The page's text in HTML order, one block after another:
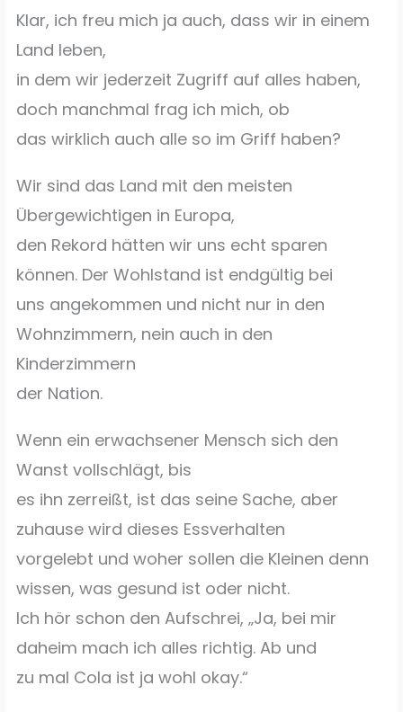
Klar, ich freu mich ja auch, dass wir in einem
Land leben,
in dem wir jederzeit Zugriff auf alles haben,
doch manchmal frag ich mich, ob
das wirklich auch alle so im Griff haben?
Wir sind das Land mit den meisten
Übergewichtigen in Europa,
den Rekord hätten wir uns echt sparen
können. Der Wohlstand ist endgültig bei
uns angekommen und nicht nur in den
Wohnzimmern, nein auch in den
Kinderzimmern
der Nation.
Wenn ein erwachsener Mensch sich den
Wanst vollschlägt, bis
es ihn zerreißt, ist das seine Sache, aber
zuhause wird dieses Essverhalten
vorgelebt und woher sollen die Kleinen denn
wissen, was gesund ist oder nicht.
Ich hör schon den Aufschrei, „Ja, bei mir
daheim mach ich alles richtig. Ab und
zu mal Cola ist ja wohl okay.“